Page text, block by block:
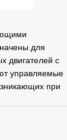
для
двигателей с
управляемые
при